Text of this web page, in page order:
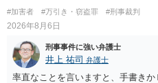
#加害者 #万引き・窃盗罪 #刑事裁判
2026年8月6日
刑事事件に強い弁護士
井上 祐司 弁護士
率直なことを言いますと、手書き